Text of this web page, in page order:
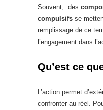
Souvent, des
compulsifs se
remplissage de ce
l’engagement dans
Qu’est ce
L’action permet
confronter au réel.